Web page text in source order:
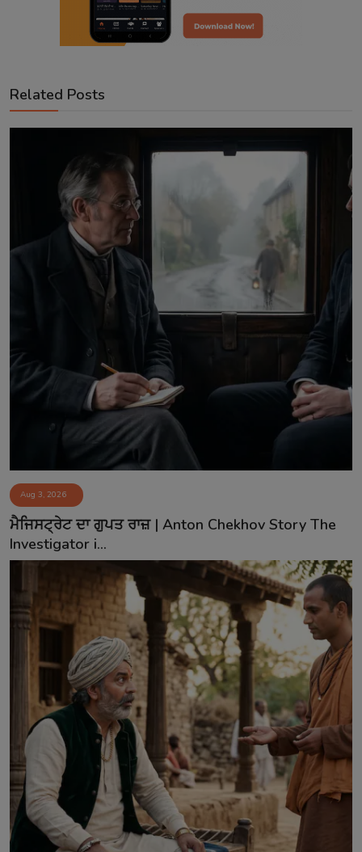
Related Posts
Aug 3, 2026
ਮੈਜਿਸਟ੍ਰੇਟ ਦਾ ਗੁਪਤ ਰਾਜ਼ | Anton Chekhov Story The
Investigator i...